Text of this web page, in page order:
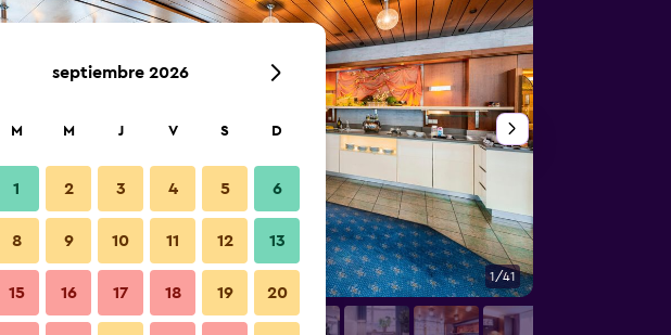
Restaurante 1/41
septiembre 2026
M M J V S D
1 2 3 4 5 6
8 9 10 11 12 13
15 16 17 18 19 20